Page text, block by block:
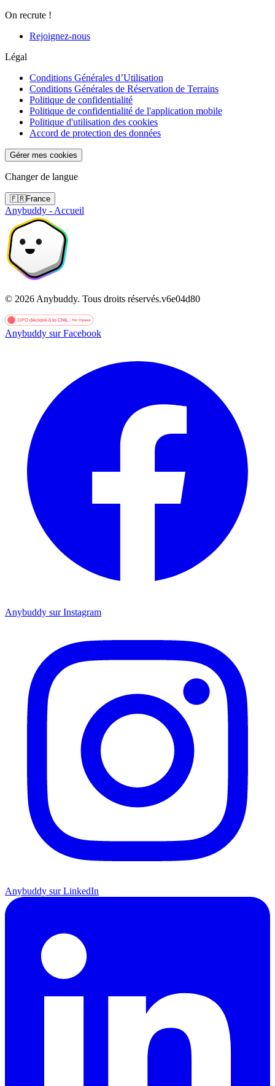
On recrute !
Rejoignez-nous
Légal
Conditions Générales d’Utilisation
Conditions Générales de Réservation de Terrains
Politique de confidentialité
Politique de confidentialité de l'application mobile
Politique d'utilisation des cookies
Accord de protection des données
Gérer mes cookies
Changer de langue
🇫🇷France
Anybuddy - Accueil
© 2026 Anybuddy. Tous droits réservés.v6e04d80
Anybuddy sur Facebook
Anybuddy sur Instagram
Anybuddy sur LinkedIn